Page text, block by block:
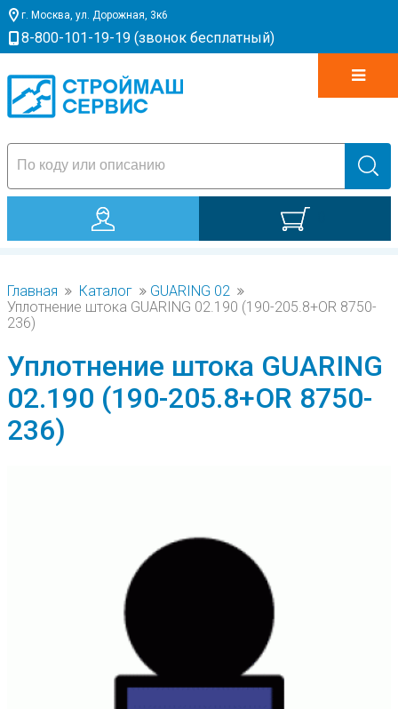
г. Москва, ул. Дорожная, 3к6
8-800-101-19-19 (звонок бесплатный)
Главная Каталог
GUARING 02
Уплотнение штока GUARING 02.190 (190-205.8+OR 8750-
236)
Уплотнение штока GUARING
02.190 (190-205.8+OR 8750-
236)